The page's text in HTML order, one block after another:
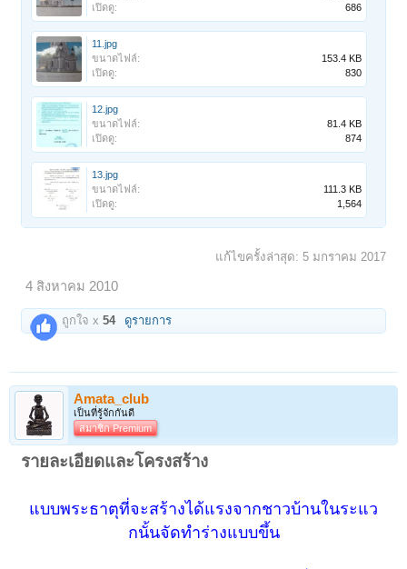
เปิดดู:
686
11.jpg
ขนาดไฟล์:
153.4 KB
เปิดดู:
830
12.jpg
ขนาดไฟล์:
81.4 KB
เปิดดู:
874
13.jpg
ขนาดไฟล์:
111.3 KB
เปิดดู:
1,564
แก้ไขครั้งล่าสุด: 5 มกราคม 2017
4 สิงหาคม 2010
ถูกใจ x54 ดูรายการ
Amata_club
เป็นที่รู้จักกันดี
สมาชิก Premium
รายละเอียดและโครงสร้าง
แบบพระธาตุที่จะสร้างได้แรงจากชาวบ้านในระแว
กนั้นจัดทำร่างแบบขึ้น